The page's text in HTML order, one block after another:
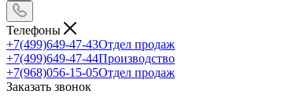
Телефоны
+7(499)649-47-43Отдел продаж
+7(499)649-47-44Производство
+7(968)056-15-05Отдел продаж
Заказать звонок